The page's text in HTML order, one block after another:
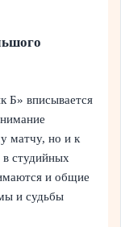
Б» вписывается
матчу, но и к
студийных
и общие
и судьбы